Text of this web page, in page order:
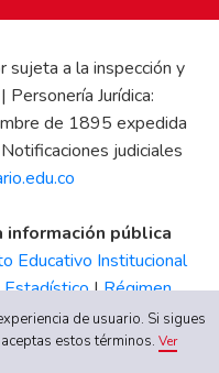
sujeta a la inspección y
Personería Jurídica:
de 1895 expedida
judiciales
información pública
Educativo Institucional
|Régimen
Código de Ética| Canal
UR
de usuario. Si sigues
estos términos.Ver